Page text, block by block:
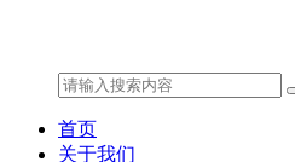
首页
关于我们